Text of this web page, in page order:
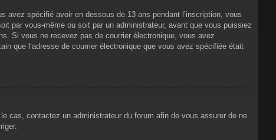
spécifié avoir en dessous de 13 ans pendant l’inscription, vous
par vous-même ou soit par un administrateur, avant que vous puissiez
Si vous ne recevez pas de courrier électronique, vous avez
que l’adresse de courrier électronique que vous avez spécifiée était
cas, contactez un administrateur du forum afin de vous assurer de ne